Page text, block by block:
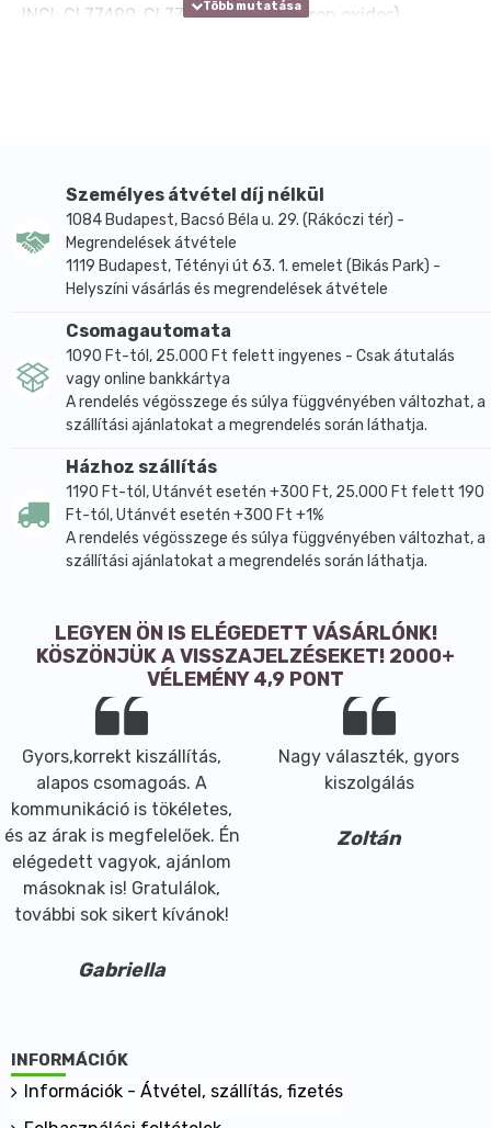
INCI: CI 77499, CI 77491, CI 77492 (Iron oxides)
- vízben és olajban nem oldódik.
ALKALMAZÁS:
- préselt és porpúderekbe
- matt és fényes, préselt vagy púder
- krémszerű vagy folyékony arcalapozókba
- naptejekbe, napozó krémekbe
- szemránc elleni készítményekbe, korrektorokba
- szempillafestékbe, szempillatusba
- ajakbalzsamba, szájfénybe
- krémekbe, emulziókba, stiftekbe, balzsamokba,
testvajakba
- M&P és CP szappanokba.
- száraz, porszerű közeg esetén ajánlott darálóba
vagy mozsárba adagolni
- emulziókba általában a zsírfázisba adagoljuk
- a vízmentes készítményekhez rendszerint a
legvégén adjuk hozzá, ha a recept nem írja elő
másképp
- keverhető más matt vagy fényes pigmenttel,
agyaggal, növényi színezőanyagokkal
- kombinálható töltőanyagokkal, alapokkal:
kukoricakeményítővel, rizsporral, viaszos szericittel,
magnézium sztearáttal, titán-dioxiddal,
titanpasztával.
Térfogat ekvivalens (inox adagoló kiskanál szettel):
- TAD = 0,47 gr
- SMIDGEN = 0,06 gr
- DROP = 0,03 gr
Biztonsági adatok:
Személyes átvétel díj nélkül
1084 Budapest, Bacsó Béla u. 29. (Rákóczi tér) -
Megrendelések átvétele
1119 Budapest, Tétényi út 63. 1. emelet (Bikás Park) -
Helyszíni vásárlás és megrendelések átvétele
Csomagautomata
1090 Ft-tól, 25.000 Ft felett ingyenes - Csak átutalás
vagy online bankkártya
A rendelés végösszege és súlya függvényében változhat, a
szállítási ajánlatokat a megrendelés során láthatja.
Házhoz szállítás
1190 Ft-tól, Utánvét esetén +300 Ft, 25.000 Ft felett 190
Ft-tól, Utánvét esetén +300 Ft +1%
A rendelés végösszege és súlya függvényében változhat, a
szállítási ajánlatokat a megrendelés során láthatja.
LEGYEN ÖN IS ELÉGEDETT VÁSÁRLÓNK!
KÖSZÖNJÜK A VISSZAJELZÉSEKET! 2000+
VÉLEMÉNY 4,9 PONT
Gyors,korrekt kiszállítás,
alapos csomagoás. A
kommunikáció is tökéletes,
és az árak is megfelelőek. Én
elégedett vagyok, ajánlom
másoknak is! Gratulálok,
további sok sikert kívánok!
Gabriella
Nagy választék, gyors
kiszolgálás
Zoltán
INFORMÁCIÓK
Információk - Átvétel, szállítás, fizetés